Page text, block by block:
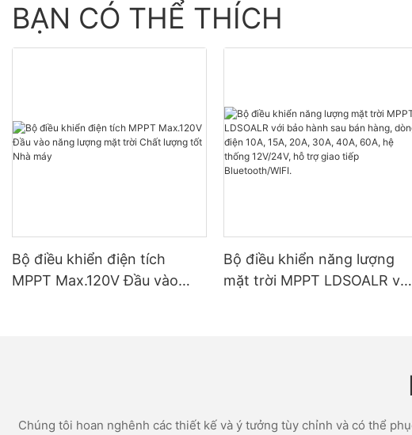
BẠN CÓ THỂ THÍCH
Bộ điều khiển điện tích
MPPT Max.120V Đầu vào
Bộ điều khiển năng lượng
mặt trời MPPT LDSOALR với
Chúng tôi hoan nghênh các thiết kế và ý tưởng tùy chỉnh và có thể